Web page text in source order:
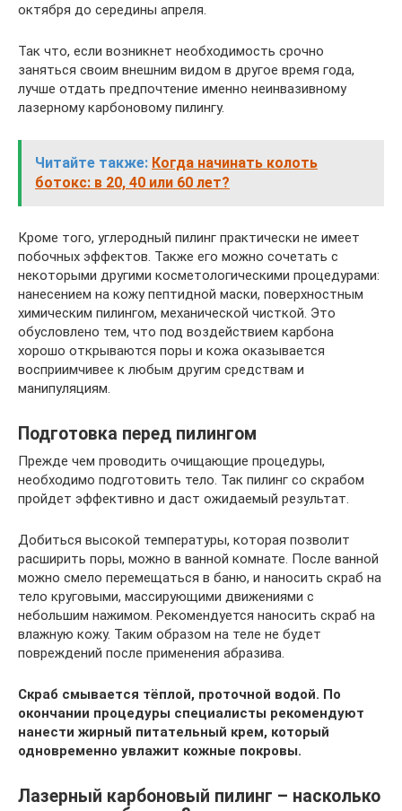
октября до середины апреля.
Так что, если возникнет необходимость срочно
заняться своим внешним видом в другое время года,
лучше отдать предпочтение именно неинвазивному
лазерному карбоновому пилингу.
Читайте также: Когда начинать колоть
ботокс: в 20, 40 или 60 лет?
Кроме того, углеродный пилинг практически не имеет
побочных эффектов. Также его можно сочетать с
некоторыми другими косметологическими процедурами:
нанесением на кожу пептидной маски, поверхностным
химическим пилингом, механической чисткой. Это
обусловлено тем, что под воздействием карбона
хорошо открываются поры и кожа оказывается
восприимчивее к любым другим средствам и
манипуляциям.
Подготовка перед пилингом
Прежде чем проводить очищающие процедуры,
необходимо подготовить тело. Так пилинг со скрабом
пройдет эффективно и даст ожидаемый результат.
Добиться высокой температуры, которая позволит
расширить поры, можно в ванной комнате. После ванной
можно смело перемещаться в баню, и наносить скраб на
тело круговыми, массирующими движениями с
небольшим нажимом. Рекомендуется наносить скраб на
влажную кожу. Таким образом на теле не будет
повреждений после применения абразива.
Скраб смывается тёплой, проточной водой. По
окончании процедуры специалисты рекомендуют
нанести жирный питательный крем, который
одновременно увлажит кожные покровы.
Лазерный карбоновый пилинг – насколько